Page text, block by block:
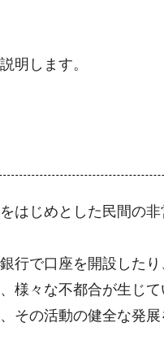
明します。
はじめとした民間の
行で口座を開設した
様々な不都合が生じて
その活動の健全な発